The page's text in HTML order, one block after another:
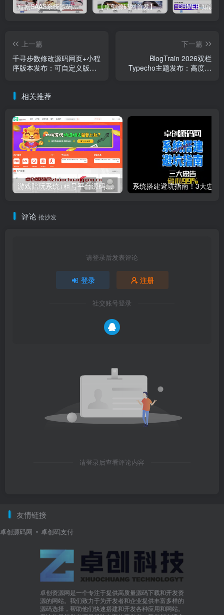
短剧SAAS系统源码｜多端分销+云存储+多租户架构 【卓创源码网首发】全开源视频打赏系统源码｜双模板+代理分站+易支付对接｜API全面修复｜站长盈利利器！​
上一篇
千寻步数修改源码网页+小程
序版本发布：可自定义版权
下一篇
BlogTrain 2026双栏
Typecho主题发布：高度定
相关推荐
游戏陪玩系统+租号平台源码下载｜小姐姐陪玩/声优任务/绝地LOL下单｜多端适配威客平台源码
评论 抢沙发
请登录后发表评论
登录 注册
社交账号登录
请登录后查看评论内容
友情链接
卓创源码网 卓创码支付
卓创资源网是一个专注于提供高质量源码下载和开发资
源的网站。我们致力于为开发者和企业提供丰富多样的
源码选择，帮助他们快速搭建和开发各种应用和网站。